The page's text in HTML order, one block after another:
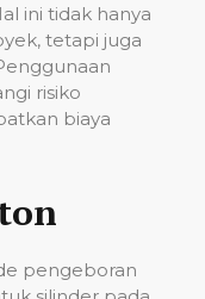
ini tidak hanya
tetapi juga
risiko
biaya
pengeboran